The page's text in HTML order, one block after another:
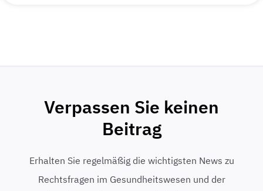
Verpassen Sie keinen
Beitrag
Erhalten Sie regelmäßig die wichtigsten News zu
Rechtsfragen im Gesundheitswesen und der